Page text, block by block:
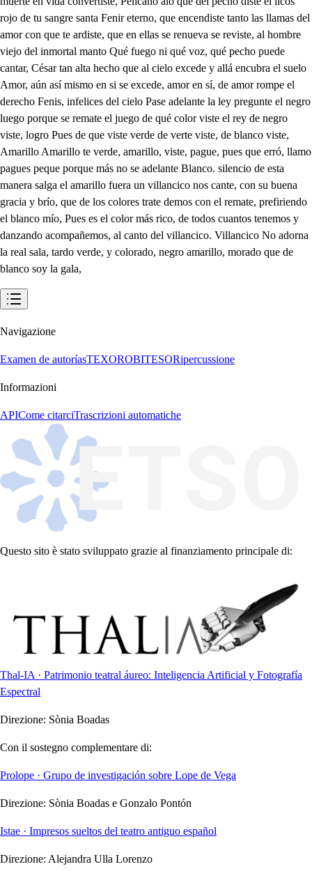
Navigazione
Examen de autoríasTEXOROBITESORipercussione
Informazioni
APICome citarciTrascrizioni automatiche
Questo sito è stato sviluppato grazie al finanziamento principale di:
Thal-IA · Patrimonio teatral áureo: Inteligencia Artificial y Fotografía
Espectral
Direzione: Sònia Boadas
Con il sostegno complementare di:
Prolope · Grupo de investigación sobre Lope de Vega
Direzione: Sònia Boadas e Gonzalo Pontón
Istae · Impresos sueltos del teatro antiguo español
Direzione: Alejandra Ulla Lorenzo